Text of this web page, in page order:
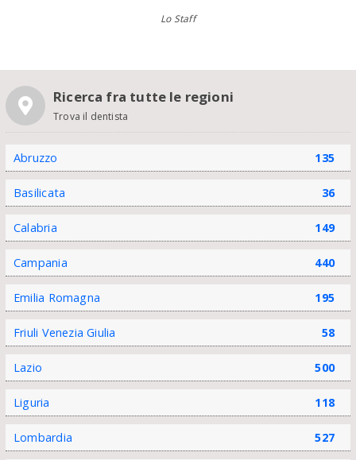
Lo Staff
Ricerca fra tutte le regioni
Trova il dentista
Abruzzo 135
Basilicata 36
Calabria 149
Campania 440
Emilia Romagna 195
Friuli Venezia Giulia 58
Lazio 500
Liguria 118
Lombardia 527